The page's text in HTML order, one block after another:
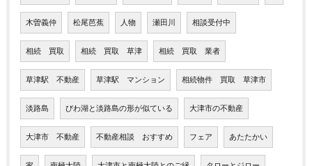
木曽義仲 松尾芭蕉 人物 瀬田川 相談受付中
相続 買取 相続 買取 草津 相続 買取 業者
草津駅 不動産 草津駅 マンション 相続物件 買取 草津市
淡路島 びわ湖と淡路島の形が似ている 大津市の不動産
大津市 不動産 不動産相談 おすすめ フェア あたたかい